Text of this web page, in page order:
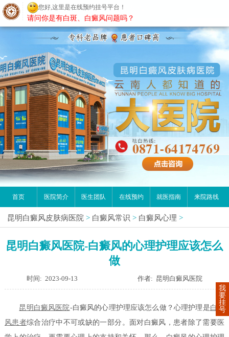
昆明白癜风医院
首页 医院简介 医生团队 在线预约 就医指南 来院路线
昆明白癜风皮肤病医院 > 白癜风常识 > 白癜风心理 >
昆明白癜风医院-白癜风的心理护理应该怎么
做
时间: 2023-09-13 作者: 昆明白癜风医院
昆明白癜风医院-白癜风的心理护理应该怎么做？心理护理是白癜
风患者综合治疗中不可或缺的一部分。面对白癜风，患者除了需要医
我
要
挂
号
您好,这里是在线预约挂号平台！
请问你是有白斑、白癜风问题吗？